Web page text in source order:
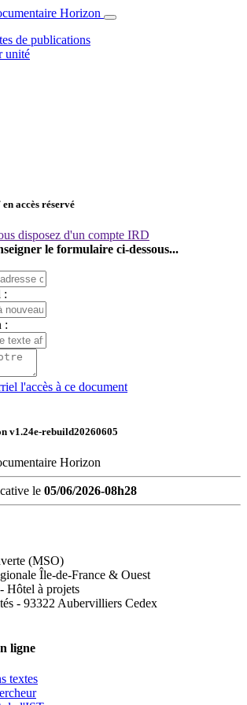
de publications
unité
accès réservé
disposez d'un compte IRD
le formulaire ci-dessous...
:
:
l'accès à ce document
v1.24e-rebuild20260605
le 05/06/2026-08h28
(MSO)
Île-de-France & Ouest
Hôtel à projets
- 93322 Aubervilliers Cedex
ligne
textes